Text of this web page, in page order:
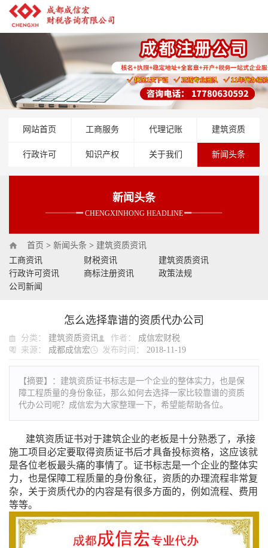
网站首页 工商服务 代理记账 建筑资质
行政许可 知识产权 关于我们 新闻头条
新闻头条
CHENGXINHONG HEADLINE
首页 > 新闻头条 > 建筑资质资讯
工商资讯
财税资讯
建筑资质资讯
行政许可资讯
商标注册资讯
政策法规
公司新闻
怎么选择靠谱的资质代办公司
分类： 建筑资质资讯 作者：
成信宏财税
来源：
成都成信宏 发布时间： 2018-11-19
【摘要】： 建筑资质证书标志是一个企业的整体实力，也是保
障工程质量的身份象征，那么如何去选择一家比较靠谱的资质
代办公司呢？成信宏为大家整理一下，希望能帮助各位。
建筑资质证书对于建筑企业的老板是十分熟悉了，承接
施工项目必定要取得资质证书后才具备投标资格，这应该就
是各位老板最头痛的事情了。证书标志是一个企业的整体实
力，也是保障工程质量的身份象征，资质的办理流程非常复
杂，关于资质代办的内容是有很多方面的，例如流程、费用
等等。